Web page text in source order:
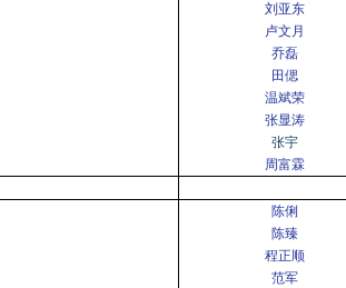
刘亚东
卢文月
乔磊
田偲
温斌荣
张显涛
张宇
周富霖
陈俐
陈臻
程正顺
范军